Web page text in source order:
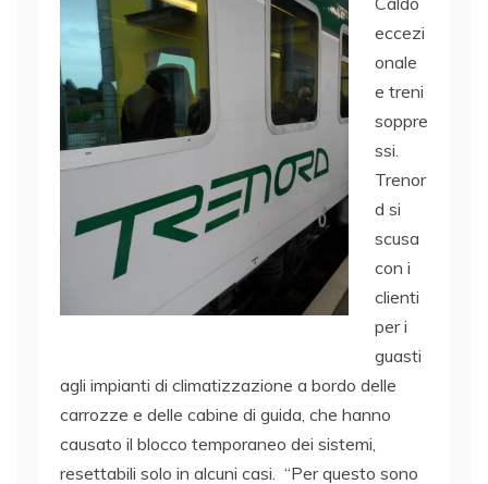
eccezi
onale
e treni
soppre
ssi.
Trenor
d si
scusa
con i
clienti
per i
guasti
agli impianti di climatizzazione a bordo delle
carrozze e delle cabine di guida, che hanno
causato il blocco temporaneo dei sistemi,
resettabili solo in alcuni casi. “Per questo sono